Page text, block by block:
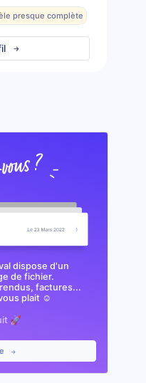
presque complète
dispose d'un
de fichier.
factures...
plait ☺️
🚀